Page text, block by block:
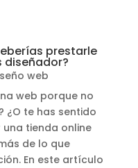
prestarle
diseñador?
web
web porque no
¿O te has sentido
tienda online
de lo que
En este artículo